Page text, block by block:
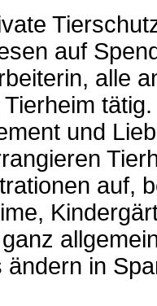
auf
alle
und
auf,
ändern in